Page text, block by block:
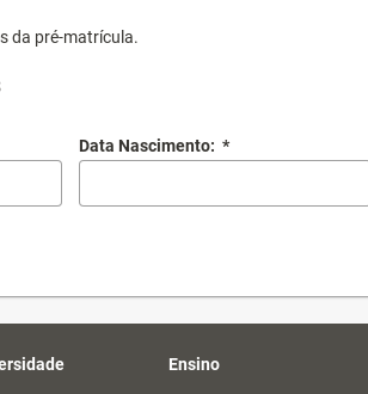
da pré-matrícula.
Data Nascimento: *
Ensino